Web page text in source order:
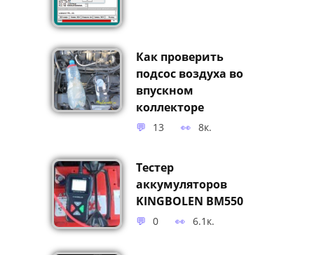
Как проверить
подсос воздуха во
впускном
коллекторе
13 8к.
Тестер
аккумуляторов
KINGBOLEN BM550
0 6.1к.